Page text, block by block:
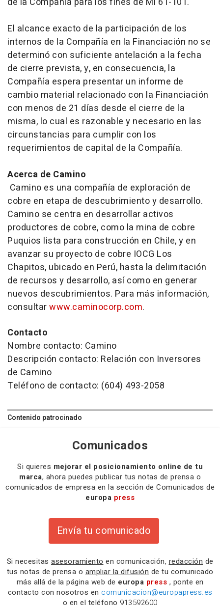
El alcance exacto de la participación de los
internos de la Compañía en la Financiación no se
determinó con suficiente antelación a la fecha
de cierre prevista, y, en consecuencia, la
Compañía espera presentar un informe de
cambio material relacionado con la Financiación
con menos de 21 días desde el cierre de la
misma, lo cual es razonable y necesario en las
circunstancias para cumplir con los
requerimientos de capital de la Compañía.
Acerca de Camino
Camino es una compañía de exploración de
cobre en etapa de descubrimiento y desarrollo.
Camino se centra en desarrollar activos
productores de cobre, como la mina de cobre
Puquios lista para construcción en Chile, y en
avanzar su proyecto de cobre IOCG Los
Chapitos, ubicado en Perú, hasta la delimitación
de recursos y desarrollo, así como en generar
nuevos descubrimientos. Para más información,
consultarwww.caminocorp.com.
Contacto
Nombre contacto: Camino
Descripción contacto: Relación con Inversores
de Camino
Teléfono de contacto: (604) 493-2058
Contenido patrocinado
Comunicados
Si quieres mejorar el posicionamiento online de tu
marca, ahora puedes publicar tus notas de prensa o
comunicados de empresa en la sección de Comunicados de
europa press
Envía tu comunicado
Si necesitas asesoramiento en comunicación, redacción de
tus notas de prensa o ampliar la difusión de tu comunicado
más allá de la página web de europa press , ponte en
contacto con nosotros en comunicacion@europapress.es
o en el teléfono 913592600